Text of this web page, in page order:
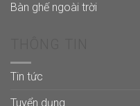
Bàn ghế ngoài trời
Tin tức
Tuyển dụng